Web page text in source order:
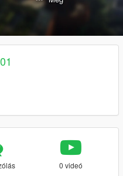
0 videó